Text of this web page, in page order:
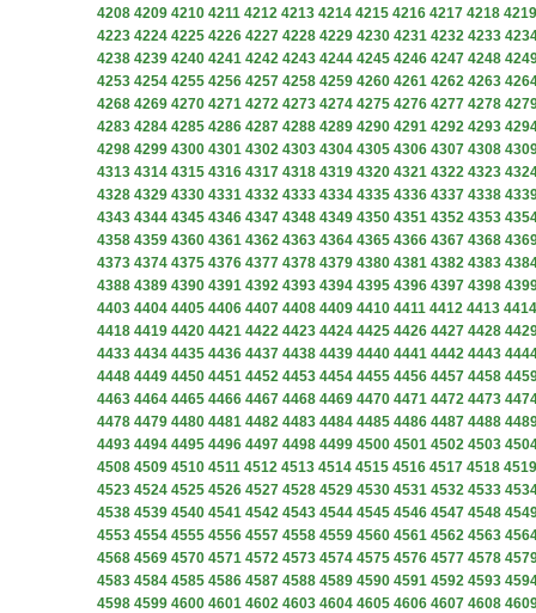
4208 4209 4210 4211 4212 4213 4214 4215 4216 4217 4218 4219
4223 4224 4225 4226 4227 4228 4229 4230 4231 4232 4233
4238 4239 4240 4241 4242 4243 4244 4245 4246 4247 4248
4253 4254 4255 4256 4257 4258 4259 4260 4261 4262 4263
4268 4269 4270 4271 4272 4273 4274 4275 4276 4277 4278
4283 4284 4285 4286 4287 4288 4289 4290 4291 4292 4293
4298 4299 4300 4301 4302 4303 4304 4305 4306 4307 4308
4313 4314 4315 4316 4317 4318 4319 4320 4321 4322 4323
4328 4329 4330 4331 4332 4333 4334 4335 4336 4337 4338
4343 4344 4345 4346 4347 4348 4349 4350 4351 4352 4353
4358 4359 4360 4361 4362 4363 4364 4365 4366 4367 4368
4373 4374 4375 4376 4377 4378 4379 4380 4381 4382 4383
4388 4389 4390 4391 4392 4393 4394 4395 4396 4397 4398
4403 4404 4405 4406 4407 4408 4409 4410 4411 4412 4413 4414
4418 4419 4420 4421 4422 4423 4424 4425 4426 4427 4428
4433 4434 4435 4436 4437 4438 4439 4440 4441 4442 4443
4448 4449 4450 4451 4452 4453 4454 4455 4456 4457 4458
4463 4464 4465 4466 4467 4468 4469 4470 4471 4472 4473
4478 4479 4480 4481 4482 4483 4484 4485 4486 4487 4488
4493 4494 4495 4496 4497 4498 4499 4500 4501 4502 4503
4508 4509 4510 4511 4512 4513 4514 4515 4516 4517 4518 4519
4523 4524 4525 4526 4527 4528 4529 4530 4531 4532 4533
4538 4539 4540 4541 4542 4543 4544 4545 4546 4547 4548
4553 4554 4555 4556 4557 4558 4559 4560 4561 4562 4563
4568 4569 4570 4571 4572 4573 4574 4575 4576 4577 4578
4583 4584 4585 4586 4587 4588 4589 4590 4591 4592 4593
4598 4599 4600 4601 4602 4603 4604 4605 4606 4607 4608